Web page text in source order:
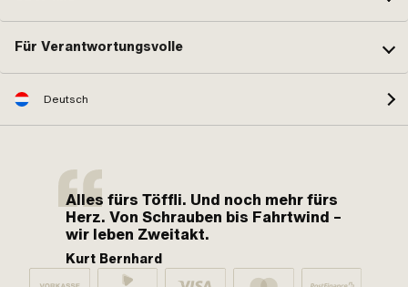
Für Verantwortungsvolle
Deutsch
Alles fürs Töffli. Und noch mehr fürs
Herz. Von Schrauben bis Fahrtwind –
wir leben Zweitakt.
Kurt Bernhard